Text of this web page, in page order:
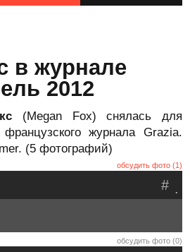
в журнале
2012
(Megan Fox) снялась для
французского журнала Grazia.
(5 фотографий)
обсудить фото (1)
.
#
обсудить фото (0)